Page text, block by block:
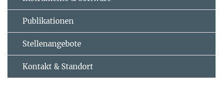
Publikationen
Stellenangebote
Kontakt & Standort